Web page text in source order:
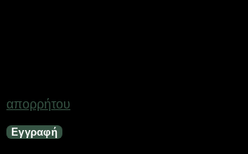
απορρήτου
Εγγραφή